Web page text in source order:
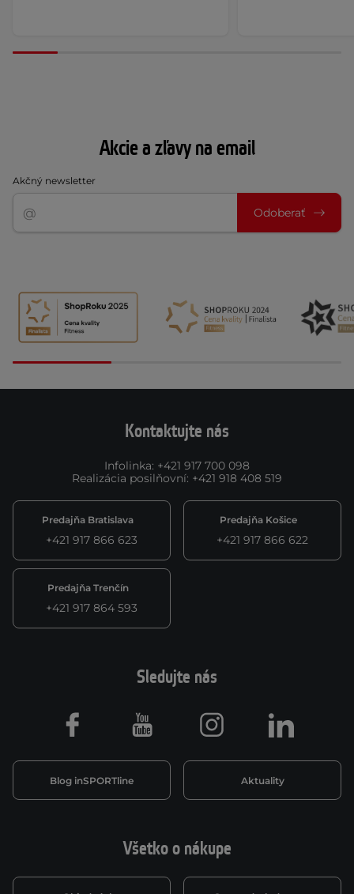
Akcie a zľavy na email
Akčný newsletter
Odoberať
Kontaktujte nás
Infolinka: +421 917 700 098
Realizácia posilňovní: +421 918 408 519
Predajňa Bratislava
+421 917 866 623
Predajňa Košice
+421 917 866 622
Predajňa Trenčín
+421 917 864 593
Všetko o nákupe
Sledujte nás
Blog inSPORTline Aktuality
Facebook Youtube Instagram LinkedIn